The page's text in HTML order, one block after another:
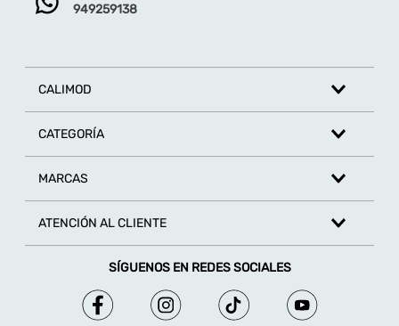
949259138
CALIMOD
CATEGORÍA
MARCAS
ATENCIÓN AL CLIENTE
SÍGUENOS EN REDES SOCIALES